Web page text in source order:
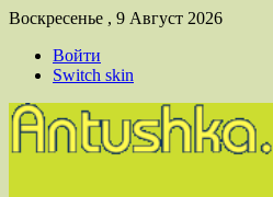
Воскресенье , 9 Август 2026
Войти
Switch skin